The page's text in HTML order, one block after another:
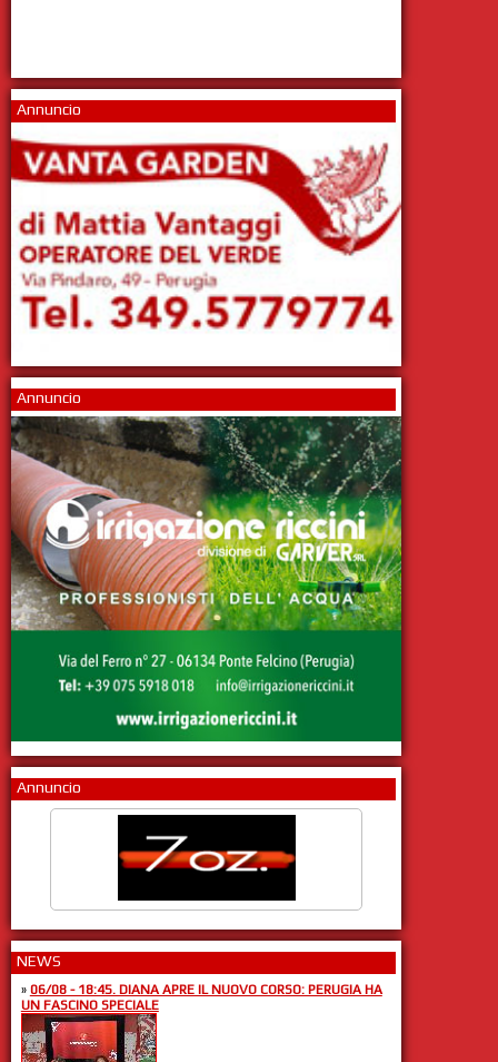
Annuncio
Annuncio
Annuncio
NEWS
» 06/08 - 18:45. DIANA APRE IL NUOVO CORSO: PERUGIA HA
UN FASCINO SPECIALE